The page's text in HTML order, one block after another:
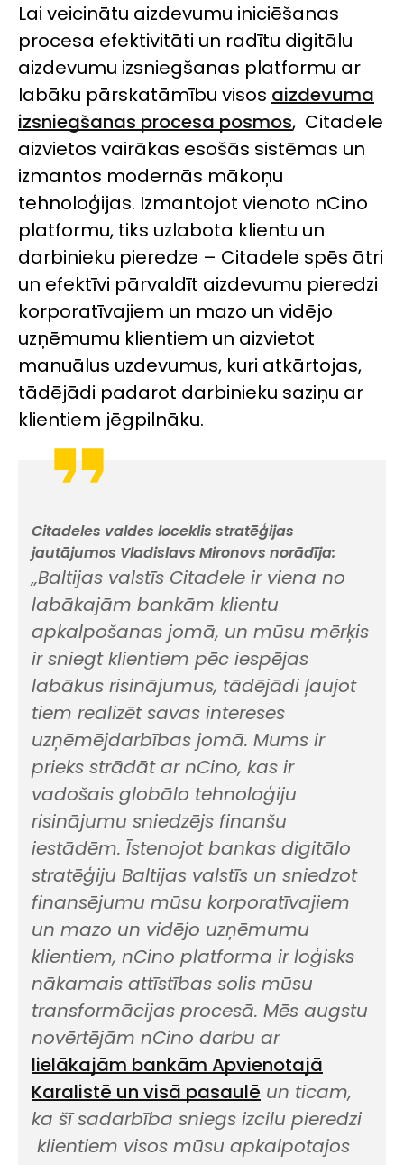
Lai veicinātu aizdevumu iniciēšanas
procesa efektivitāti un radītu digitālu
aizdevumu izsniegšanas platformu ar
labāku pārskatāmību visos aizdevuma
izsniegšanas procesa posmos, Citadele
aizvietos vairākas esošās sistēmas un
izmantos modernās mākoņu
tehnoloģijas. Izmantojot vienoto nCino
platformu, tiks uzlabota klientu un
darbinieku pieredze – Citadele spēs ātri
un efektīvi pārvaldīt aizdevumu pieredzi
korporatīvajiem un mazo un vidējo
uzņēmumu klientiem un aizvietot
manuālus uzdevumus, kuri atkārtojas,
tādējādi padarot darbinieku saziņu ar
klientiem jēgpilnāku.
Citadeles valdes loceklis stratēģijas
jautājumos Vladislavs Mironovs norādīja:
„Baltijas valstīs Citadele ir viena no
labākajām bankām klientu
apkalpošanas jomā, un mūsu mērķis
ir sniegt klientiem pēc iespējas
labākus risinājumus, tādējādi ļaujot
tiem realizēt savas intereses
uzņēmējdarbības jomā. Mums ir
prieks strādāt arnCino, kas ir
vadošais globālo tehnoloģiju
risinājumu sniedzējs finanšu
iestādēm. Īstenojot bankas digitālo
stratēģiju Baltijas valstīs un sniedzot
finansējumu mūsu korporatīvajiem
un mazo un vidējo uzņēmumu
klientiem, nCino platforma ir loģisks
nākamais attīstības solis mūsu
transformācijas procesā. Mēs augstu
novērtējām nCino darbu ar
lielākajām bankām Apvienotajā
Karalistē un visā pasaulē un ticam,
ka šī sadarbība sniegs izcilu pieredzi
klientiem visos mūsu apkalpotajos